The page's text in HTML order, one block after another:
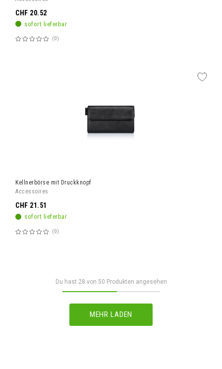
sofort lieferbar
Bewertung:
0
CHF 20.52
Kellnerbörse mit Druckknopf
Accessoires
sofort lieferbar
Bewertung:
0
CHF 21.51
Du hast 28 von 50 Produkten angesehen
MEHR LADEN